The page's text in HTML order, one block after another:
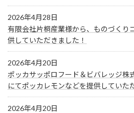
2026年4月28日
有限会社片桐産業様から、ものづくり
供していただきました！
2026年4月20日
ポッカサッポロフード＆ビバレッジ株
にてポッカレモンなどを提供していた
2026年4月20日